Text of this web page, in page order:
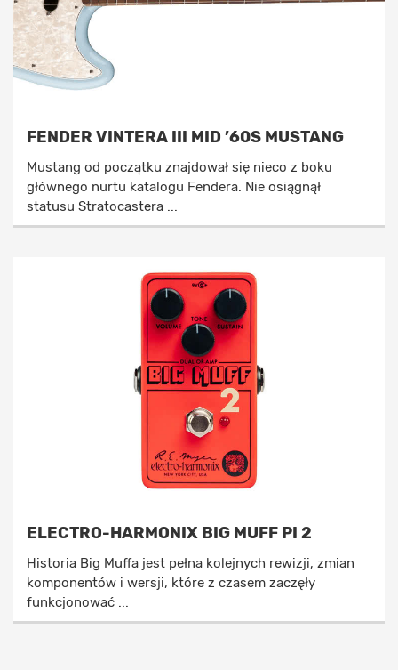
FENDER VINTERA III MID ’60S MUSTANG
Mustang od początku znajdował się nieco z boku
głównego nurtu katalogu Fendera. Nie osiągnął
statusu Stratocastera ...
ELECTRO-HARMONIX BIG MUFF PI 2
Historia Big Muffa jest pełna kolejnych rewizji, zmian
komponentów i wersji, które z czasem zaczęły
funkcjonować ...